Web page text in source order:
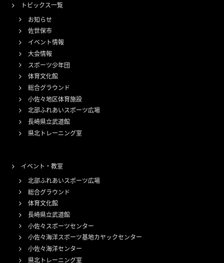
トピックス一覧
お知らせ
佐世保市
イベント情報
大会情報
スポーツ少年団
体育文化館
総合グラウンド
小佐々地区体育施設
北部ふれあいスポーツ広場
長崎県立武道館
県北トレーニング室
イベント・教室
北部ふれあいスポーツ広場
総合グラウンド
体育文化館
長崎県立武道館
小佐々スポーツセンター
小佐々海洋スポーツ基地カヤックセンター
小佐々海洋センター
県北トレーニング室